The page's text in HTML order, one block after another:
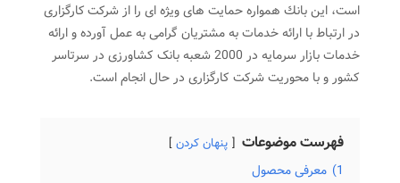
است، این بانك همواره حمایت های ویژه ای را از شرکت كارگزاری
در ارتباط با ارائه خدمات به مشتریان گرامی به عمل آورده و ارائه
خدمات بازار سرمایه در 2000 شعبه بانک کشاورزی در سرتاسر
کشور و با محوریت شرکت کارگزاری در حال انجام است.
فهرست موضوعات پنهان کردن
1) معرفی محصول